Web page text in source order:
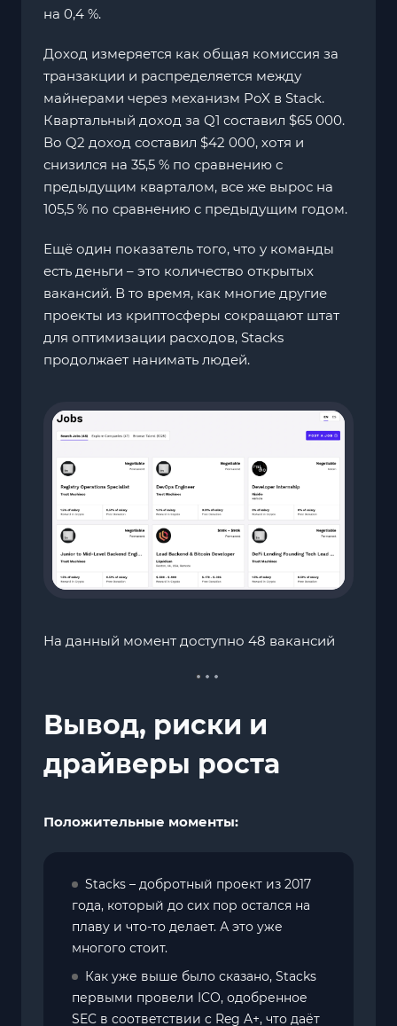
на 0,4 %.
Доход измеряется как общая комиссия за
транзакции и распределяется между
майнерами через механизм PoX в Stack.
Квартальный доход за Q1 составил $65 000.
Во Q2 доход составил $42 000, хотя и
снизился на 35,5 % по сравнению с
предыдущим кварталом, все же вырос на
105,5 % по сравнению с предыдущим годом.
Ещё один показатель того, что у команды
есть деньги – это количество открытых
вакансий. В то время, как многие другие
проекты из криптосферы сокращают штат
для оптимизации расходов, Stacks
продолжает нанимать людей.
На данный момент доступно 48 вакансий
Вывод, риски и
драйверы роста
Положительные моменты:
Stacks – добротный проект из 2017
года, который до сих пор остался на
плаву и что-то делает. А это уже
многого стоит.
Как уже выше было сказано, Stacks
первыми провели ICO, одобренное
SEC в cooтвeтcтвии c Reg A+, что даёт